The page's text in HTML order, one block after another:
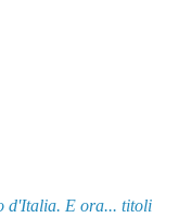
d'Italia. E ora... titoli